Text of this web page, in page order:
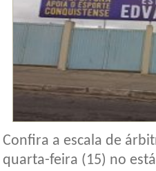
Confira a escala de
quarta-feira (15) no